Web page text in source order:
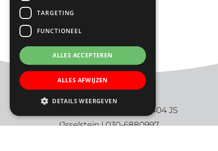
De Ark | Aalbersestraat 2 | 3404 JS
IJsselstein | 030-6880997
TARGETING
FUNCTIONEEL
ALLES ACCEPTEREN
ALLES AFWIJZEN
DETAILS WEERGEVEN